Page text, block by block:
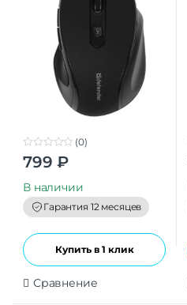
0
o
t
o
f
5
(0)
799 ₽
В наличии
Гарантия 12 месяцев
Купить в 1 клик
Сравнение